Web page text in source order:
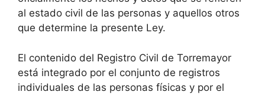
al estado civil de las personas y aquellos otros
que determine la presente Ley.
El contenido del Registro Civil de Torremayor
está integrado por el conjunto de registros
individuales de las personas físicas y por el